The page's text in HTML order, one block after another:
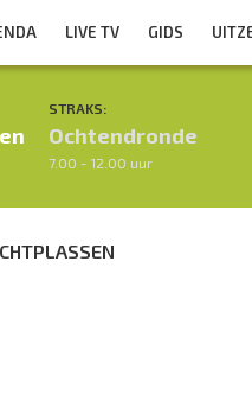
LIVE TV GIDS
STRAKS:
Ochtendronde
7.00 - 12.00 uur